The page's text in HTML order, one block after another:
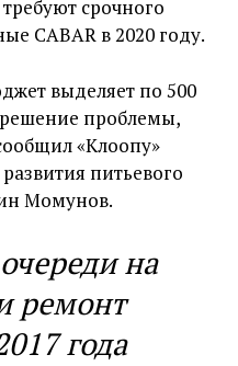
срочного
CABAR в 2020 году.
выделяет по 500
проблемы,
«Клоопу»
питьевого
Момунов.
на
ремонт
года